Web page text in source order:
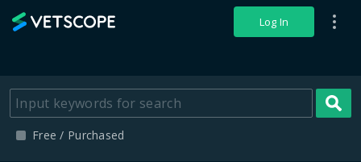
Log In
Free / Purchased